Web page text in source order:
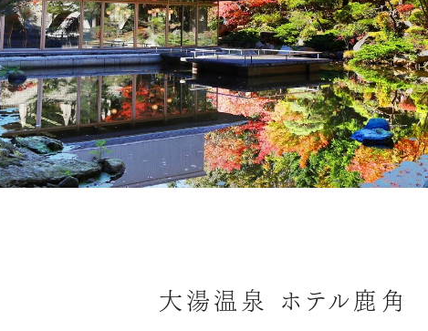
大湯温泉 ホテル鹿